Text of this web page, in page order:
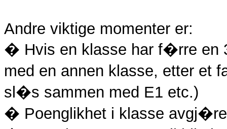
Andre viktige momenter er:
� Hvis en klasse har f�rre
med en annen klasse, etter et
sl�s sammen med E1 etc.)
� Poenglikhet i klasse